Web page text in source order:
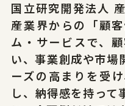
国立研究開発法人
産業界からの「顧
ム・サービスで、
い、事業創成や市場
ーズの高まりを受
し、納得感を持って